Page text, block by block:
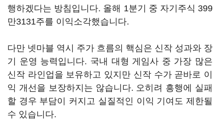
행하겠다는 방침입니다. 올해 1분기 중 자기주식 399
만3131주를 이익소각했습니다.
다만 넷마블 역시 주가 흐름의 핵심은 신작 성과와 장
기 운영 능력입니다. 국내 대형 게임사 중 가장 많은
신작 라인업을 보유하고 있지만 신작 수가 곧바로 이
익 개선을 보장하지는 않습니다. 오히려 흥행에 실패
할 경우 부담이 커지고 실질적인 이익 기여도 제한될
수 있습니다.